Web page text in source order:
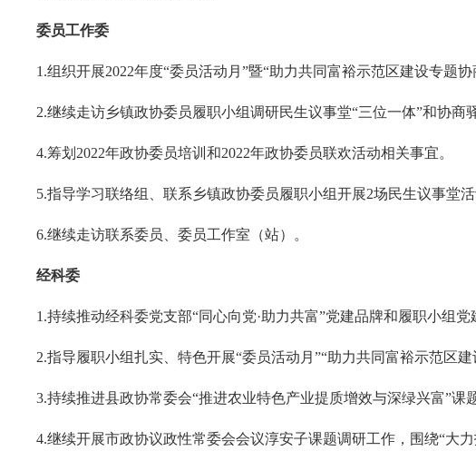
委员工作委
1.组织开展2022年度“委员活动月”暨“助力共同富裕示范区建设专题
2.继续走访乡镇政协委员履职小组调研民生议事堂“三位一体”和协商
4.筹划2022年政协委员培训和2022年政协委员联欢活动相关事宜。
5.指导学习联络组、联系乡镇政协委员履职小组开展2场民生议事堂活
6.继续走访联系委员、委员工作室（站）。
经科委
1.持续推动经科委党支部“同心向党·助力共富”党建品牌和履职小组
2.指导履职小组扎实、特色开展“委员活动月”“助力共同富裕示范区
3.持续推进县政协常委会“推进农业特色产业提质增效与深绿兴富”课
4.继续开展市政协议政性常委会会议淳安子课题调研工作，围绕“大